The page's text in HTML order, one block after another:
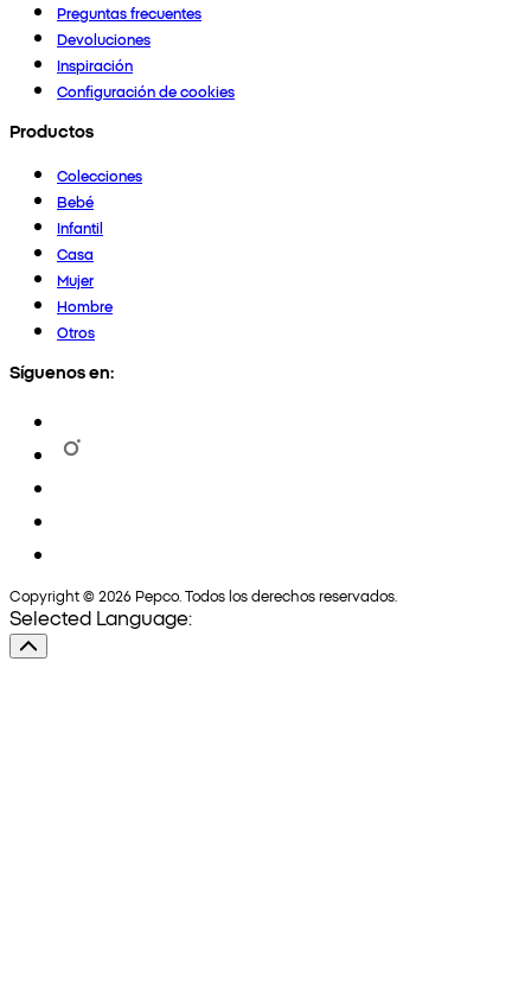
Preguntas frecuentes
Devoluciones
Inspiración
Configuración de cookies
Productos
Colecciones
Bebé
Infantil
Casa
Mujer
Hombre
Otros
Síguenos en:
Copyright © 2026 Pepco. Todos los derechos reservados.
Selected Language: